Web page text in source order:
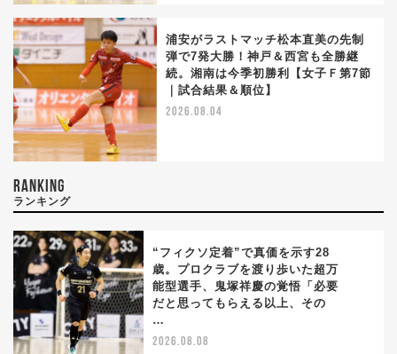
浦安がラストマッチ松本直美の先制
弾で7発大勝！神戸＆西宮も全勝継
続。湘南は今季初勝利【女子Ｆ第7節
｜試合結果＆順位】
2026.08.04
RANKING
ランキング
“フィクソ定着”で真価を示す28
歳。プロクラブを渡り歩いた超万
能型選手、鬼塚祥慶の覚悟「必要
だと思ってもらえる以上、その
…
2026.08.08